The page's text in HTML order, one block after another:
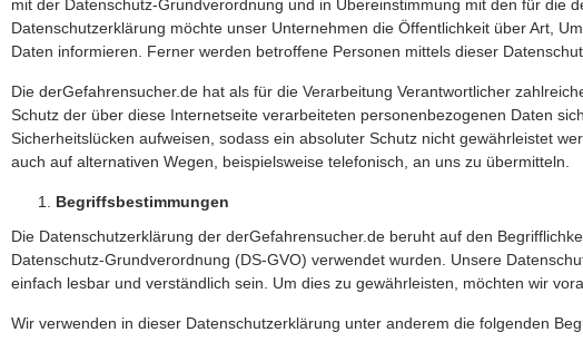
mit der Datenschutz-Grundverordnung und in Übereinstimmung mit den für die
Datenschutzerklärung möchte unser Unternehmen die Öffentlichkeit über Art,
Daten informieren. Ferner werden betroffene Personen mittels dieser
Die derGefahrensucher.de hat als für die Verarbeitung Verantwortlicher
Schutz der über diese Internetseite verarbeiteten personenbezogenen Daten
Sicherheitslücken aufweisen, sodass ein absoluter Schutz nicht gewährleistet
auch auf alternativen Wegen, beispielsweise telefonisch, an uns zu übermitteln.
Begriffsbestimmungen
Die Datenschutzerklärung der derGefahrensucher.de beruht auf den
Datenschutz-Grundverordnung (DS-GVO) verwendet wurden. Unsere
einfach lesbar und verständlich sein. Um dies zu gewährleisten, möchten wir
Wir verwenden in dieser Datenschutzerklärung unter anderem die folgenden